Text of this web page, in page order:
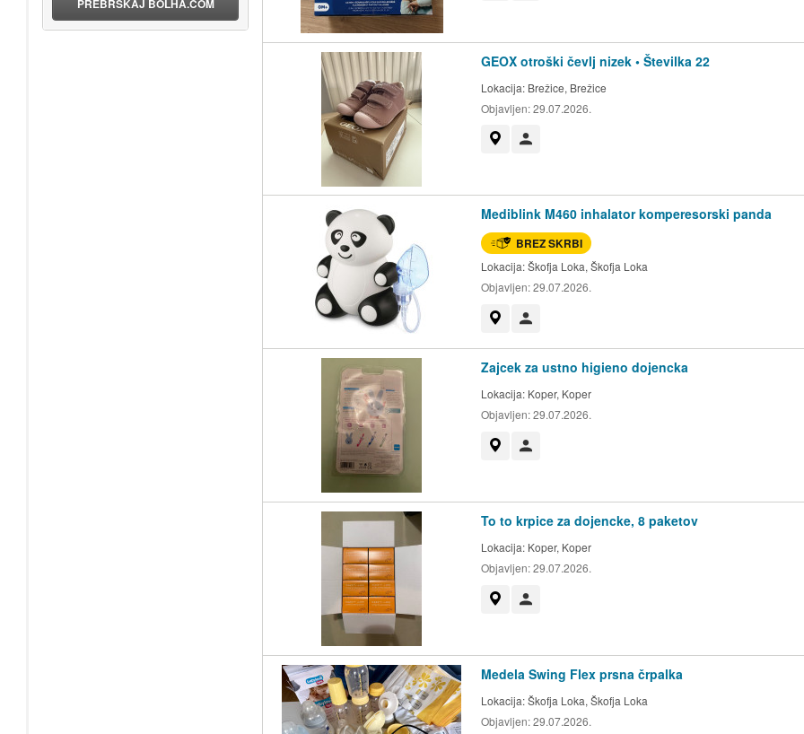
GEOX otroški čevlj nizek • Številka 22
Lokacija: Brežice, Brežice
Objavljen:29.07.2026.
Mediblink M460 inhalator komperesorski panda
BREZ SKRBI
Lokacija:Škofja Loka, Škofja Loka
Objavljen:29.07.2026.
Zajcek za ustno higieno dojencka
Lokacija: Koper, Koper
Objavljen:29.07.2026.
To to krpice za dojencke, 8 paketov
Lokacija: Koper, Koper
Objavljen:29.07.2026.
Medela Swing Flex prsna črpalka
Lokacija:Škofja Loka, Škofja Loka
Objavljen:29.07.2026.
PREBRSKAJ BOLHA.COM